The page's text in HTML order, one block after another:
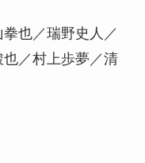
也／瑞野史人／
／村上歩夢／清